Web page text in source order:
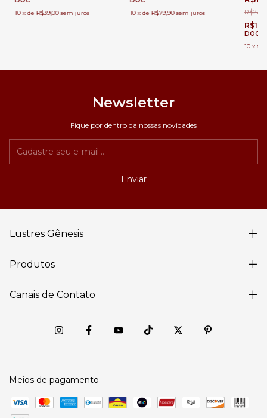
10 xde R$39,00 sem juros
10 xde R$79,90 sem juros
DOC
10 x de
Newsletter
Fique por dentro da nossas novidades
Lustres Gênesis
Produtos
Canais de Contato
Meios de pagamento